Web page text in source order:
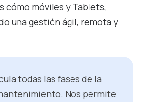
cómo móviles y Tablets,
una gestión ágil, remota y
todas las fases de la
Nos permite